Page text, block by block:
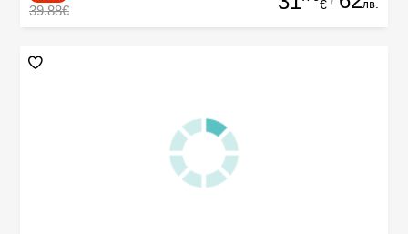
39.88€ € лв.